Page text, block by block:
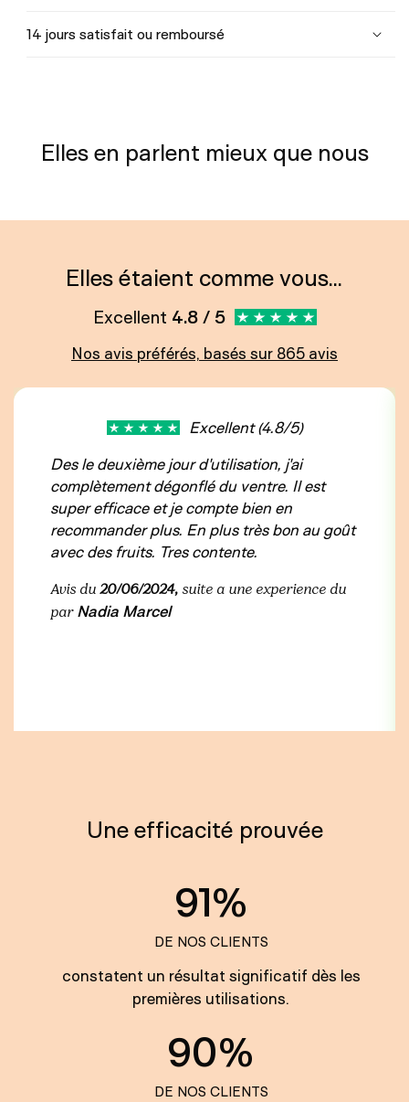
14 jours satisfait ou remboursé
Elles en parlent mieux que nous
Elles étaient comme vous...
Excellent 4.8 / 5
Nos avis préférés, basés sur 865 avis
Excellent (4.8/5)
Des le deuxième jour d'utilisation, j'ai
complètement dégonflé du ventre. Il est
super efficace et je compte bien en
recommander plus. En plus très bon au goût
avec des fruits. Tres contente.
Avis du 20/06/2024, suite a une experience du
par Nadia Marcel
Une efficacité prouvée
91%
DE NOS CLIENTS
constatent un résultat significatif dès les
premières utilisations.
90%
DE NOS CLIENTS